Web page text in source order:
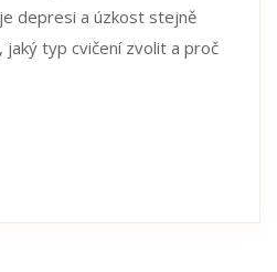
depresi a úzkost stejně
typ cvičení zvolit a proč